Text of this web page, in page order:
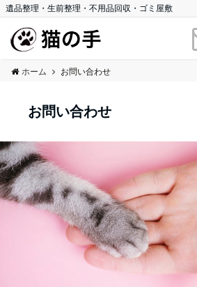
遺品整理・生前整理・不用品回収・ゴミ屋敷
ホーム お問い合わせ
お問い合わせ